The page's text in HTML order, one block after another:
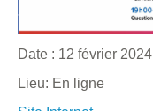
Date : 12 février 2024
Lieu: En ligne